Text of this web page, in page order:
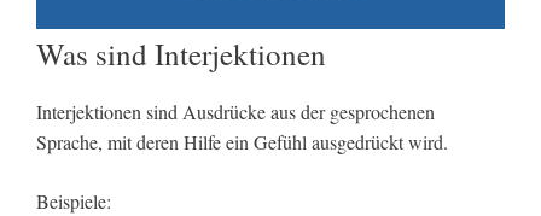
Was sind Interjektionen
Interjektionen sind Ausdrücke aus der gesprochenen
Sprache, mit deren Hilfe ein Gefühl ausgedrückt wird.
Beispiele: